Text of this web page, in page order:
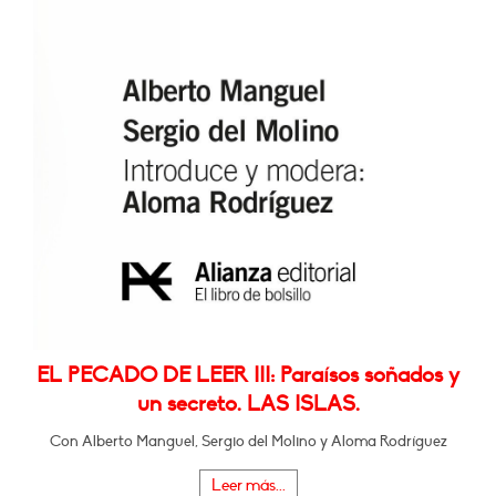
EL PECADO DE LEER III: Paraísos soñados y
un secreto. LAS ISLAS.
Con Alberto Manguel, Sergio del Molino y Aloma Rodríguez
Leer más...